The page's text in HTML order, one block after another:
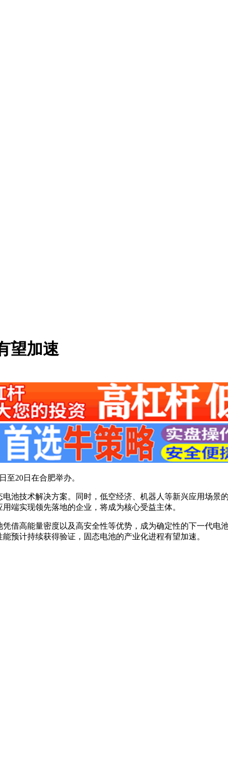
望加速
至20日在合肥举办。
池技术解决方案。同时，低空经济、机器人等新兴应用场景
端实现领先落地的企业，将成为核心受益主体。
借高能量密度以及高安全性等优势，成为确定性的下一代电
预计持续获得验证，固态电池的产业化进程有望加速。